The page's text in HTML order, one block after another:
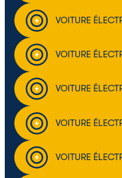
VOITURE
VOITURE
VOITURE
VOITURE
VOITURE